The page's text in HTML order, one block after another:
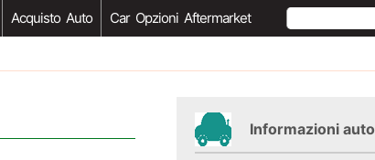
Acquisto Auto Car Opzioni Aftermarket
Informazioni auto